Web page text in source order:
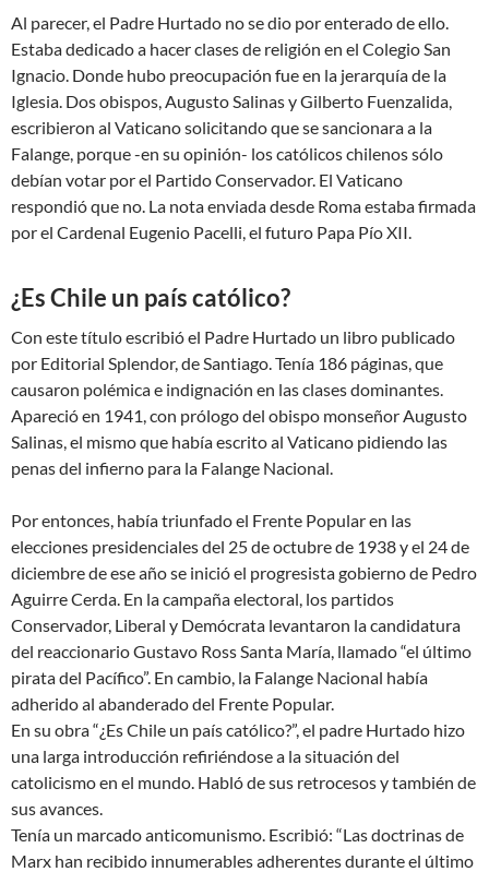
Al parecer, el Padre Hurtado no se dio por enterado de ello.
Estaba dedicado a hacer clases de religión en el Colegio San
Ignacio. Donde hubo preocupación fue en la jerarquía de la
Iglesia. Dos obispos, Augusto Salinas y Gilberto Fuenzalida,
escribieron al Vaticano solicitando que se sancionara a la
Falange, porque -en su opinión- los católicos chilenos sólo
debían votar por el Partido Conservador. El Vaticano
respondió que no. La nota enviada desde Roma estaba firmada
por el Cardenal Eugenio Pacelli, el futuro Papa Pío XII.
¿Es Chile un país católico?
Con este título escribió el Padre Hurtado un libro publicado
por Editorial Splendor, de Santiago. Tenía 186 páginas, que
causaron polémica e indignación en las clases dominantes.
Apareció en 1941, con prólogo del obispo monseñor Augusto
Salinas, el mismo que había escrito al Vaticano pidiendo las
penas del infierno para la Falange Nacional.
Por entonces, había triunfado el Frente Popular en las
elecciones presidenciales del 25 de octubre de 1938 y el 24 de
diciembre de ese año se inició el progresista gobierno de Pedro
Aguirre Cerda. En la campaña electoral, los partidos
Conservador, Liberal y Demócrata levantaron la candidatura
del reaccionario Gustavo Ross Santa María, llamado “el último
pirata del Pacífico”. En cambio, la Falange Nacional había
adherido al abanderado del Frente Popular.
En su obra “¿Es Chile un país católico?”, el padre Hurtado hizo
una larga introducción refiriéndose a la situación del
catolicismo en el mundo. Habló de sus retrocesos y también de
sus avances.
Tenía un marcado anticomunismo. Escribió: “Las doctrinas de
Marx han recibido innumerables adherentes durante el último